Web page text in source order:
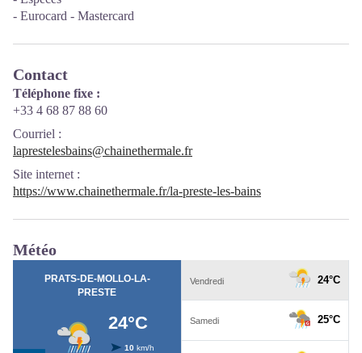
- Eurocard - Mastercard
Contact
Téléphone fixe :
+33 4 68 87 88 60
Courriel :
laprestelesbains@chainethermale.fr
Site internet :
https://www.chainethermale.fr/la-preste-les-bains
Météo